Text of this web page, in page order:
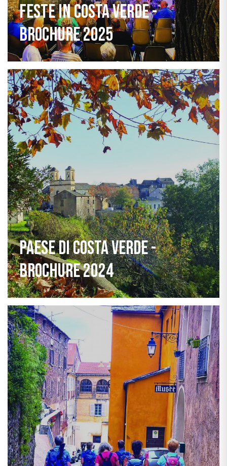
Feste in Costa Verde -
Brochure 2025
Paese di Costa Verde -
Brochure 2024